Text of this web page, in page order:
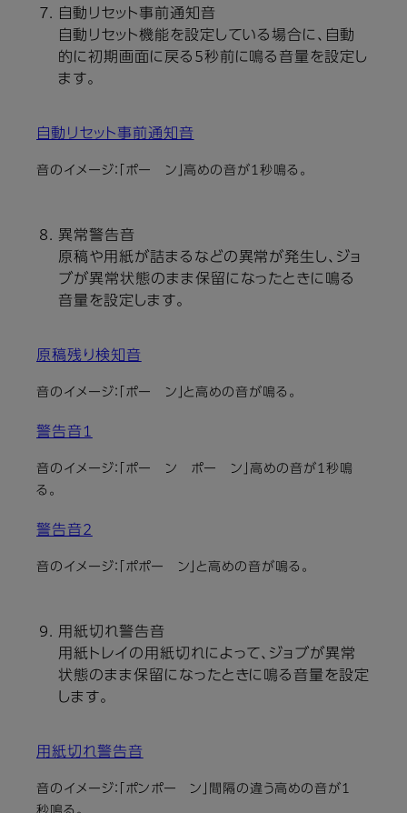
自動リセット事前通知音
自動リセット機能を設定している場合に、自動
的に初期画面に戻る5秒前に鳴る音量を設定し
ます。
自動リセット事前通知音
音のイメージ：「ポー ン」高めの音が1秒鳴る。
異常警告音
原稿や用紙が詰まるなどの異常が発生し、ジョ
ブが異常状態のまま保留になったときに鳴る
音量を設定します。
原稿残り検知音
音のイメージ：「ポー ン」と高めの音が鳴る。
警告音1
音のイメージ：「ポー ン ポー ン」高めの音が1秒鳴
る。
警告音2
音のイメージ：「ポポー ン」と高めの音が鳴る。
用紙切れ警告音
用紙トレイの用紙切れによって、ジョブが異常
状態のまま保留になったときに鳴る音量を設定
します。
用紙切れ警告音
音のイメージ：「ポンポー ン」間隔の違う高めの音が1